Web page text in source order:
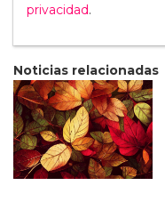
privacidad.
Noticias relacionadas